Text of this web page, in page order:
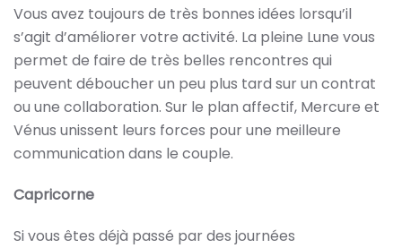
Vous avez toujours de très bonnes idées lorsqu’il
s’agit d’améliorer votre activité. La pleine Lune vous
permet de faire de très belles rencontres qui
peuvent déboucher un peu plus tard sur un contrat
ou une collaboration. Sur le plan affectif, Mercure et
Vénus unissent leurs forces pour une meilleure
communication dans le couple.
Capricorne
Si vous êtes déjà passé par des journées